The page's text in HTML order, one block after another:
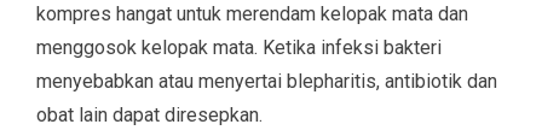
kompres hangat untuk merendam kelopak mata dan
menggosok kelopak mata. Ketika infeksi bakteri
menyebabkan atau menyertai blepharitis, antibiotik dan
obat lain dapat diresepkan.